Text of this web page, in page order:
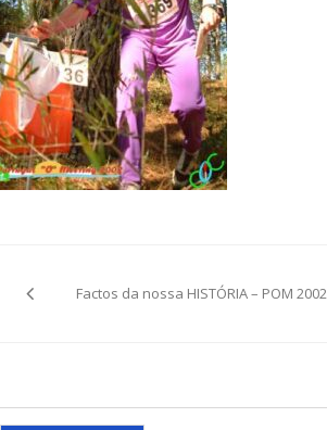
navigation
Factos da nossa HISTÓRIA – POM 2002